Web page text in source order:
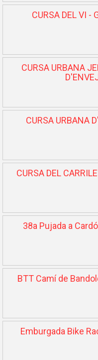
CURSA DEL VI
CURSA URBANA
CURSA URBANA
CURSA DEL
38a Pujada a
BTT Camí de
Emburgada Bike